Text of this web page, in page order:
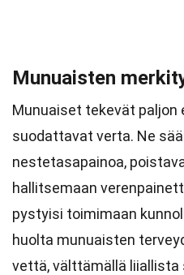
Munuaisten
Munuaiset tekevät paljon
suodattavat verta. Ne
nestetasapainoa,
hallitsemaan
pystyisi toimimaan
huolta munuaisten
vettä, välttämällä liiallista